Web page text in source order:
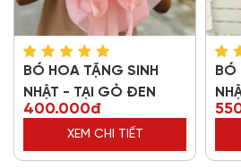
BÓ HOA TẶNG SINH
NHẬT - TẠI GÒ ĐEN
400.000đ
XEM CHI TIẾT
BÓ